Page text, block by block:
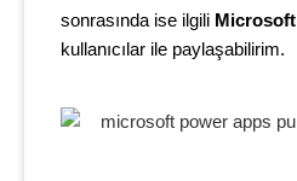
sonrasında ise ilgili Microsoft
kullanıcılar ile paylaşabilirim.